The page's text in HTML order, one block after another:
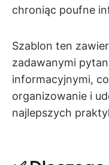
chroniąc poufne
Szablon ten
zadawanymi
informacyjnymi,
organizowanie i
najlepszych